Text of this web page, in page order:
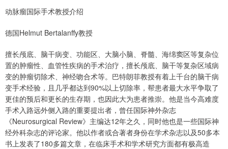
动脉瘤国际手术教授介绍
德国Helmut Bertalanffy教授
擅长颅底、脑干病变、功能区、大脑小脑、脊髓、海绵窦区等复杂位
置的肿瘤性、血管性疾病的手术治疗，擅长颅底、脑干等复杂区域病
变的肿瘤切除术、神经吻合术等。巴特朗菲教授有着上千台的脑干病
变手术经验，且几乎都达到90%以上切除率，帮患者最大水平争取了
更佳的预后和更长的生存期，也因此大为患者推崇。他是当今高难度
手术入路远外侧入路的重要提出者，曾任国际神外杂志
《Neurosurgical Review》主编达12年之久，同时他也是一些国际神
经外科杂志的评论家。他以作者或合著者身份在学术杂志以及50多本
书上发表了180多篇文章，在临床手术和学术研究方面都有极高造